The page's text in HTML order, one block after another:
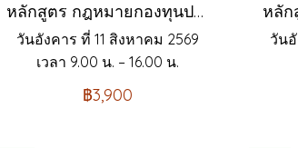
หลักสูตร กฎหมายกองทุนประกันสังคมที่บังคับใช้ปี พ.ศ.2569 และกฎหมายกองทุนสงเคราะห์ลูกจ้าง ที่นายจ้างและ HR ต้องรู้ !!
วันอังคาร ที่ 11 สิงหาคม 2569
เวลา 9.00 น. – 16.00 น.
฿3,900
วัน